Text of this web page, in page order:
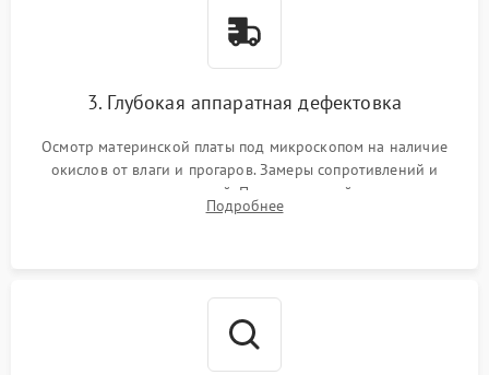
3. Глубокая аппаратная дефектовка
Осмотр материнской платы под микроскопом на наличие
окислов от влаги и прогаров. Замеры сопротивлений и
дежурных напряжений. Проверка цепей питания,
мультиконтроллера, процессора и видеочипа.
Подробнее